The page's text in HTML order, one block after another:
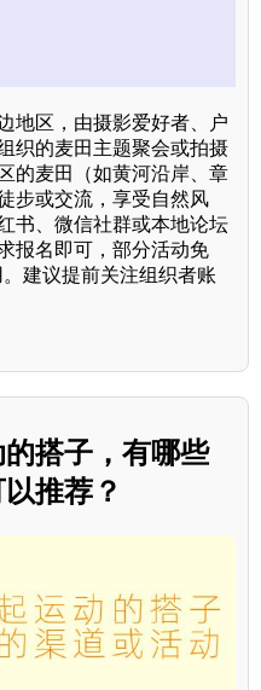
地区，由摄影爱好者、户
织的麦田主题聚会或拍摄
的麦田（如黄河沿岸、章
步或交流，享受自然风
书、微信社群或本地论坛
报名即可，部分活动免
建议提前关注组织者账
搭子，有哪些
推荐？